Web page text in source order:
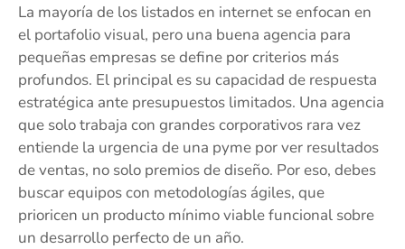
La mayoría de los listados en internet se enfocan en
el portafolio visual, pero una buena agencia para
pequeñas empresas se define por criterios más
profundos. El principal es su capacidad de respuesta
estratégica ante presupuestos limitados. Una agencia
que solo trabaja con grandes corporativos rara vez
entiende la urgencia de una pyme por ver resultados
de ventas, no solo premios de diseño. Por eso, debes
buscar equipos con metodologías ágiles, que
prioricen un producto mínimo viable funcional sobre
un desarrollo perfecto de un año.